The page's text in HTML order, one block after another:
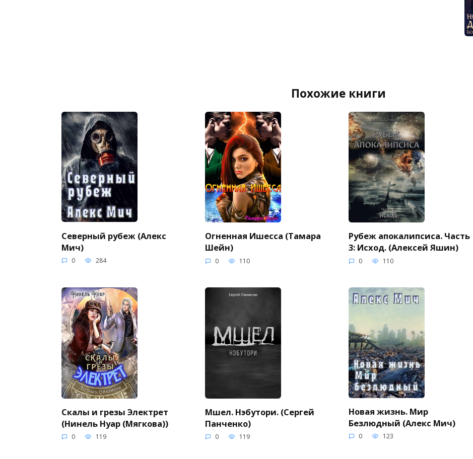
Похожие книги
Северный рубеж (Алекс
Мич)
0 284
Огненная Ишесса (Тамара
Шейн)
0 110
Рубеж апокалипсиса. Часть
3: Исход. (Алексей Яшин)
0 110
Скалы и грезы Электрет
(Нинель Нуар (Мягкова))
0 119
Мшел. Нэбутори. (Сергей
Панченко)
0 119
Новая жизнь. Мир
Безлюдный (Алекс Мич)
0 123